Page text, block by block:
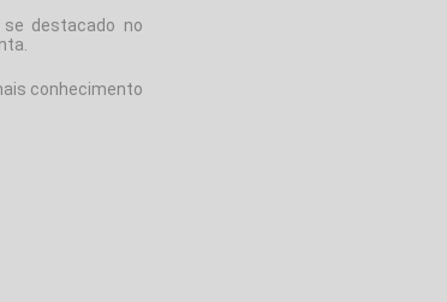
destacado no
conhecimento